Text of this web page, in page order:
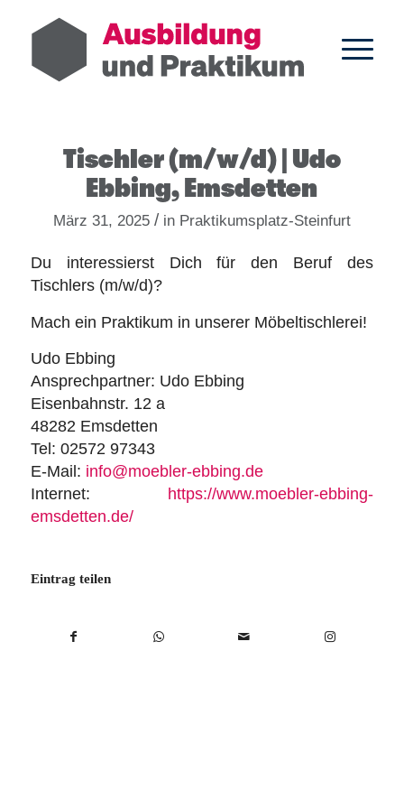
Tischler (m/w/d) | Udo
Ebbing, Emsdetten
März 31, 2025 / in Praktikumsplatz-Steinfurt
Du interessierst Dich für den Beruf des
Tischlers (m/w/d)?
Mach ein Praktikum in unserer Möbeltischlerei!
Udo Ebbing
Ansprechpartner: Udo Ebbing
Eisenbahnstr. 12 a
48282 Emsdetten
Tel: 02572 97343
E-Mail: info@moebler-ebbing.de
Internet: https://www.moebler-ebbing-
emsdetten.de/
Eintrag teilen